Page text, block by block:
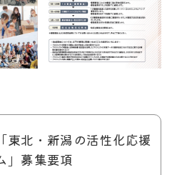
東北・新潟の活性化応援
」募集要項